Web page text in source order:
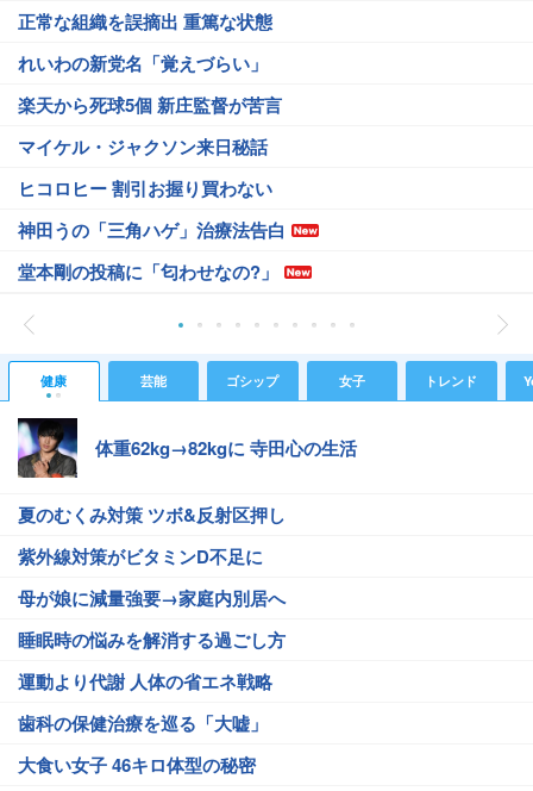
正常な組織を誤摘出 重篤な状態
れいわの新党名「覚えづらい」
楽天から死球5個 新庄監督が苦言
マイケル・ジャクソン来日秘話
ヒコロヒー 割引お握り買わない
神田うの「三角ハゲ」治療法告白
堂本剛の投稿に「匂わせなの?」
健康 芸能 ゴシップ 女子 トレンド
体重62kg→82kgに 寺田心の生活
夏のむくみ対策 ツボ&反射区押し
紫外線対策がビタミンD不足に
母が娘に減量強要→家庭内別居へ
睡眠時の悩みを解消する過ごし方
運動より代謝 人体の省エネ戦略
歯科の保健治療を巡る「大嘘」
大食い女子 46キロ体型の秘密